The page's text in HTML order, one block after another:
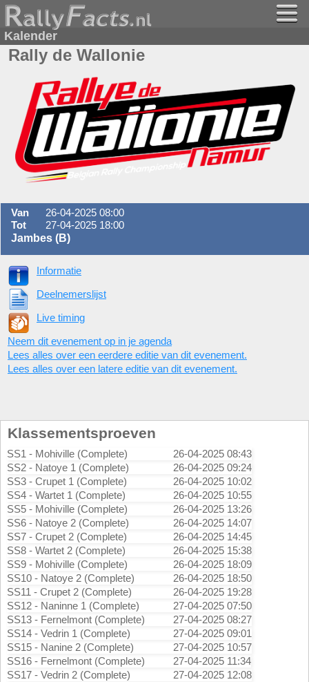
Kalender
Rally de Wallonie
Van
26-04-2025 08:00
Tot
27-04-2025 18:00
Jambes (B)
Informatie
Deelnemerslijst
Live timing
Neem dit evenement op in je agenda
Lees alles over een eerdere editie van dit evenement.
Lees alles over een latere editie van dit evenement.
Klassementsproeven
SS1 - Mohiville (Complete)
26-04-2025 08:43
SS2 - Natoye 1 (Complete)
26-04-2025 09:24
SS3 - Crupet 1 (Complete)
26-04-2025 10:02
SS4 - Wartet 1 (Complete)
26-04-2025 10:55
SS5 - Mohiville (Complete)
26-04-2025 13:26
SS6 - Natoye 2 (Complete)
26-04-2025 14:07
SS7 - Crupet 2 (Complete)
26-04-2025 14:45
SS8 - Wartet 2 (Complete)
26-04-2025 15:38
SS9 - Mohiville (Complete)
26-04-2025 18:09
SS10 - Natoye 2 (Complete)
26-04-2025 18:50
SS11 - Crupet 2 (Complete)
26-04-2025 19:28
SS12 - Naninne 1 (Complete)
27-04-2025 07:50
SS13 - Fernelmont (Complete)
27-04-2025 08:27
SS14 - Vedrin 1 (Complete)
27-04-2025 09:01
SS15 - Nanine 2 (Complete)
27-04-2025 10:57
SS16 - Fernelmont (Complete)
27-04-2025 11:34
SS17 - Vedrin 2 (Complete)
27-04-2025 12:08